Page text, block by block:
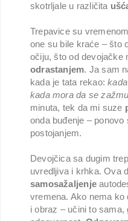
skotrljale u različita
Trepavice su vremenom
one su bile kraće – što
očiju, što od devojačke
odrastanjem. Ja sam
kada je tata rekao:
kada mora da se
minuta, tek da mi suze
onda buđenje – ponovo
postojanjem.
Devojčica sa dugim
uvredljiva i krhka. Ova
samosažaljenje
vremena. Ako nema ko
i obraz – učini to sama,